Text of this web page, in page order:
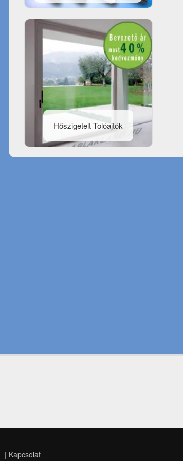
Hőszigetelt Tolóajtók
| Kapcsolat